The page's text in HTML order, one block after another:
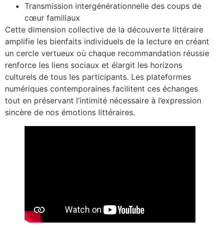
Transmission intergénérationnelle des coups de
cœur familiaux
Cette dimension collective de la découverte littéraire
amplifie les bienfaits individuels de la lecture en créant
un cercle vertueux où chaque recommandation réussie
renforce les liens sociaux et élargit les horizons
culturels de tous les participants. Les plateformes
numériques contemporaines facilitent ces échanges
tout en préservant l’intimité nécessaire à l’expression
sincère de nos émotions littéraires.